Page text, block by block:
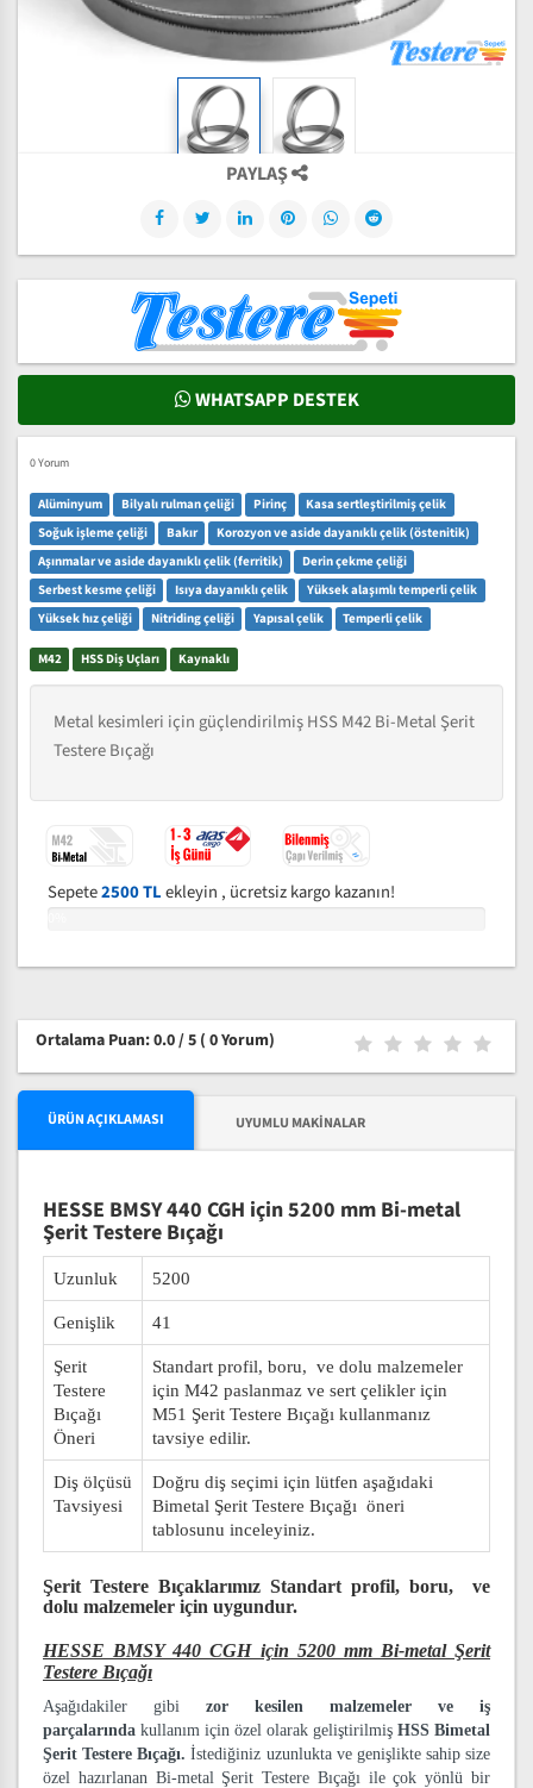
PAYLAŞ
WHATSAPP DESTEK
0 Yorum
Alüminyum Bilyalı rulman çeliği Pirinç
Kasa sertleştirilmiş çelik
Soğuk işleme çeliği
Bakır
Korozyon ve aside dayanıklı çelik (östenitik)
Aşınmalar ve aside dayanıklı çelik (ferritik)
Derin çekme çeliği
Serbest kesme çeliği
Isıya dayanıklı çelik
Yüksek alaşımlı temperli çelik
Yüksek hız çeliği
Nitriding çeliği Yapısal çelik Temperli çelik
M42 HSS Diş Uçları Kaynaklı
Metal kesimleri için güçlendirilmiş HSS M42 Bi-Metal Şerit
Testere Bıçağı
Sepete2500 TLekleyin , ücretsiz kargo kazanın!
Ortalama Puan: 0.0 / 5 ( 0 Yorum)
ÜRÜN AÇIKLAMASI UYUMLU MAKINALAR
HESSE BMSY 440 CGH için 5200 mm Bi-metal
Şerit Testere Bıçağı
Uzunluk 5200
Genişlik 41
Şerit
Testere
Bıçağı
Öneri
Standart profil, boru, ve dolu malzemeler
için M42 paslanmaz ve sert çelikler için
M51 Şerit Testere Bıçağı kullanmanız
tavsiye edilir.
Diş ölçüsü
Tavsiyesi
Doğru diş seçimi için lütfen aşağıdaki
Bimetal Şerit Testere Bıçağı öneri
tablosunu inceleyiniz.
Şerit Testere Bıçaklarımız Standart profil, boru, ve
dolu malzemeler için uygundur.
HESSE BMSY 440 CGH için 5200 mm Bi-metal Şerit
Testere Bıçağı
Aşağıdakiler gibi zor kesilen malzemeler ve iş
parçalarında kullanım için özel olarak geliştirilmiş HSS Bimetal
Şerit Testere Bıçağı.İstediğiniz uzunlukta ve genişlikte sahip size
özel hazırlanan Bi-metal Şerit Testere Bıçağı ile çok yönlü bir